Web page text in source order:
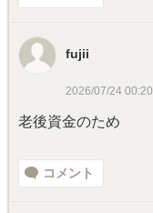
fujii
2026/07/24 00:20
老後資金のため
コメント